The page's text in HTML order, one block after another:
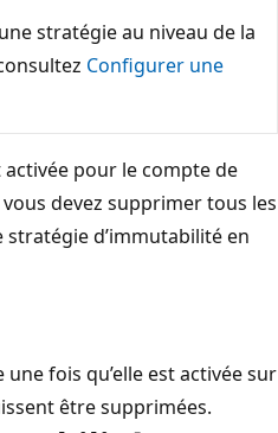
stratégie au niveau de la
Configurer une
activée pour le compte de
devez supprimer tous les
stratégie d’immutabilité en
fois qu’elle est activée sur
être supprimées.